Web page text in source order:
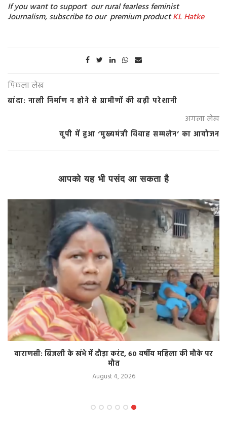
If you want to support our rural fearless feminist
Journalism, subscribe to our premium productKL Hatke
पिछला लेख
बांदा: नाली निर्माण न होने से ग्रामीणों की बढ़ी परेशानी
अगला लेख
यूपी में हुआ ‘मुख्यमंत्री विवाह सम्मलेन’ का आयोजन
आपको यह भी पसंद आ सकता है
वाराणसी: बिजली के खंभे में दौड़ा करंट, 60 वर्षीय महिला की मौके पर
मौत
August 4, 2026